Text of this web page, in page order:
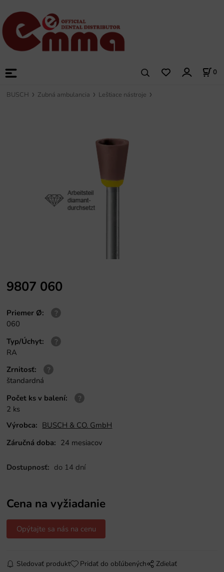
0
BUSCH Zubná ambulancia Leštiace nástroje
9807 060
Priemer Ø:
060
Typ/Úchyt:
RA
Zrnitosť:
štandardná
Počet ks v balení:
2 ks
Výrobca: BUSCH & CO. GmbH
Záručná doba: 24 mesiacov
Dostupnosť: do 14 dní
Cena na vyžiadanie
Opýtajte sa nás na cenu
Sledovať produkt Pridať do obľúbených Zdielať